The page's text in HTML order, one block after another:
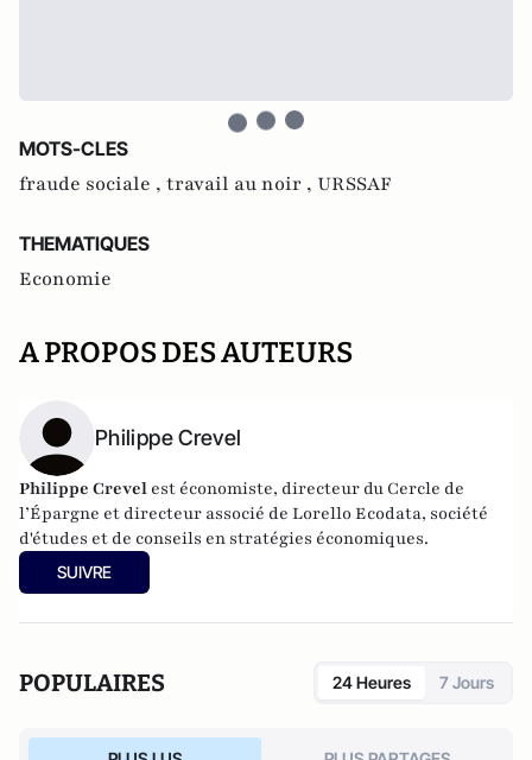
MOTS-CLES
fraude sociale , travail au noir , URSSAF
THEMATIQUES
Economie
A PROPOS DES AUTEURS
Philippe Crevel
Philippe Crevel est économiste, directeur du Cercle de
l’Épargne et directeur associé de Lorello Ecodata, société
d'études et de conseils en stratégies économiques.
SUIVRE
POPULAIRES 24 Heures 7 Jours